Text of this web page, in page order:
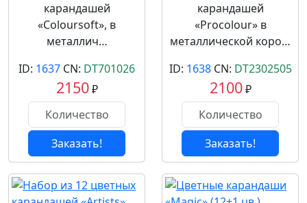
карандашей
«Coloursoft», в
металлич…
ID: 1637 CN: DT701026
2150₽
Заказать!
карандашей
«Procolour» в
металлической коро…
ID: 1638CN: DT2302505
2100₽
Заказать!